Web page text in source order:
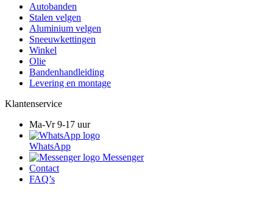
Autobanden
Stalen velgen
Aluminium velgen
Sneeuwkettingen
Winkel
Olie
Bandenhandleiding
Levering en montage
Klantenservice
Ma-Vr 9-17 uur
WhatsApp
Messenger
Contact
FAQ’s